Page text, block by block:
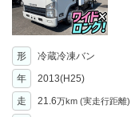
形 冷蔵冷凍バン
年
2013(H25)
走 21.6万km (実走行距離)